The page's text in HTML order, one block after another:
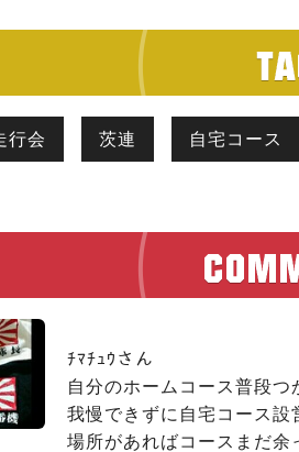
行会 茨連 自宅コース
ﾁﾏﾁｭｳさん
自分のホームコース普段つ
我慢できずに自宅コース
場所があればコースまだ余